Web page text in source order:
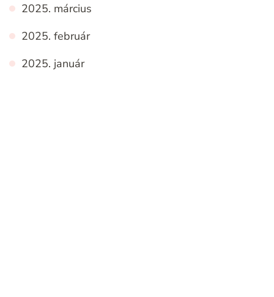
2025. március
2025. február
2025. január